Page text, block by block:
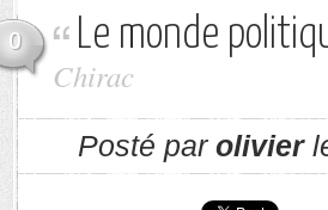
0 Le monde
Chirac
Posté par olivier